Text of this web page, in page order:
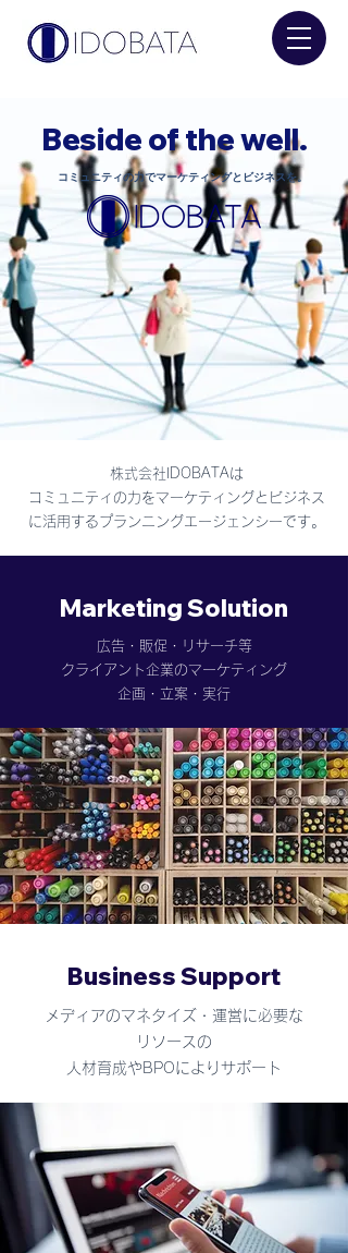
​Beside of the well.
​コミュニティの力でマーケティングとビジネスを。
株式会社IDOBATAは
コミュニティの力をマーケティングとビジネス
に活用するプランニングエージェンシーです。
​Marketing Solution
​​広告・販促・リサーチ等
クライアント企業のマーケティング
企画・立案・実行
Business Support
メディアのマネタイズ・運営に必要な
リソースの
人材育成やBPOによりサポート